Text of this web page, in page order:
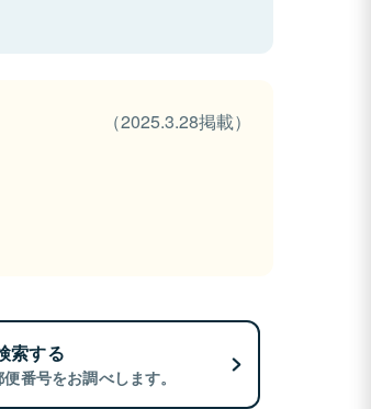
（2025.3.28掲載）
索する
番号をお調べします。